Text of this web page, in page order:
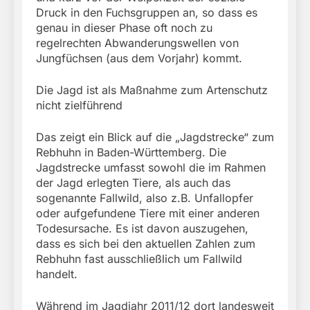
Druck in den Fuchsgruppen an, so dass es
genau in dieser Phase oft noch zu
regelrechten Abwanderungswellen von
Jungfüchsen (aus dem Vorjahr) kommt.
Die Jagd ist als Maßnahme zum Artenschutz
nicht zielführend
Das zeigt ein Blick auf die „Jagdstrecke“ zum
Rebhuhn in Baden-Württemberg. Die
Jagdstrecke umfasst sowohl die im Rahmen
der Jagd erlegten Tiere, als auch das
sogenannte Fallwild, also z.B. Unfallopfer
oder aufgefundene Tiere mit einer anderen
Todesursache. Es ist davon auszugehen,
dass es sich bei den aktuellen Zahlen zum
Rebhuhn fast ausschließlich um Fallwild
handelt.
Während im Jagdjahr 2011/12 dort landesweit